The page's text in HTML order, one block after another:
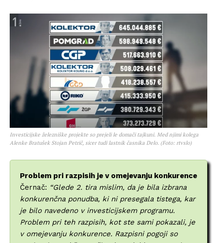
Investicijske železniške projekte so prejeli le domači tajkuni. Med njimi kolega
Alenke Bratušek Stojan Petrič, sicer tudi lastnik časnika Delo. (Foto: rtvslo)
Problem pri razpisih je v omejevanju konkurence
Černač: “Glede 2. tira mislim, da je bila izbrana
konkurenčna ponudba, ki ni presegala tistega, kar
je bilo navedeno v investicijskem programu.
Problem pri teh razpisih, kot ste sami pokazali, je
v omejevanju konkurence. Razpisni pogoji so